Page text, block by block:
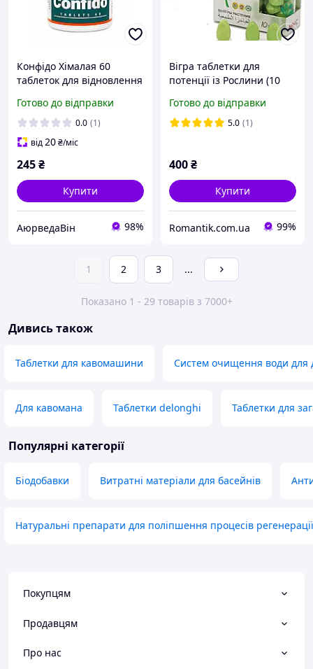
Конфідо Хімалая 60
таблеток для відновлення
чоловіка Confido Himalaya
Готово до відправки
0.0 (1)
від20₴/міс
245₴
Купити
АюрведаВін 98%
Вігра таблетки для
потенції із Рослини (10
Готово до відправки
5.0 (1)
400₴
Купити
Romantik.com.ua 99%
1 2 3 ...
Показано 1 - 29 товарів з 7000+
Дивись також
Таблетки для кавомашини Систем очищення води для
Для кавомана Таблетки delonghi Таблетки для
Популярні категорії
Біодобавки Витратні матеріали для басейнів
Натуральні препарати для поліпшення процесів регенерації
Покупцям
Продавцям
Про нас